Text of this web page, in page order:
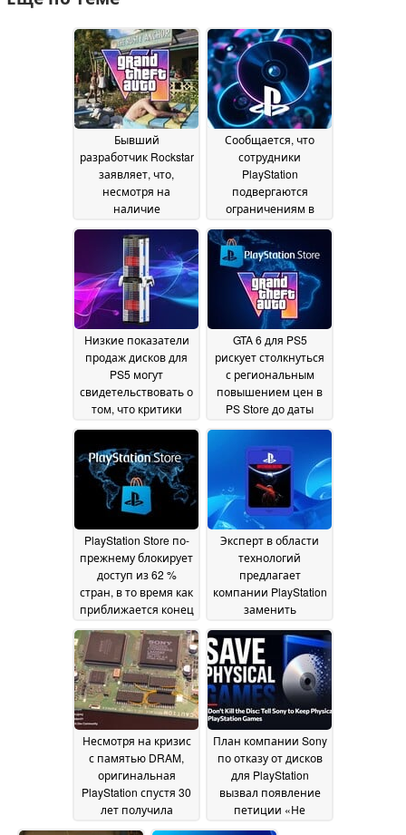
Бывший
разработчик Rockstar
заявляет, что,
несмотря на
наличие
выхода GTA 6 может
быть перенесена на
более чем 6 месяцев
06 August 2026
Сообщается, что
сотрудники
PlayStation
подвергаются
ограничениям в
социальных сетей
на фоне протестов
против физических
версий игр23 July 2026
Низкие показатели
продаж дисков для
PS5 могут
свидетельствовать о
том, что критики
физических
носителях21 July 2026
GTA 6 для PS5
рискует столкнуться
с региональным
повышением цен в
PS Store до даты
результате чего
физическая версия
станет дешевле19
July 2026
PlayStation Store по-
прежнему блокирует
доступ из 62 %
стран, в то время как
приближается конец
игр для PS5 15 July 2026
Эксперт в области
технологий
предлагает
компании PlayStation
заменить
для PS5 на
картриджи с
памятью 3D NAND14
July 2026
Несмотря на кризис
с памятью DRAM,
оригинальная
PlayStation спустя 30
лет получила
План компании Sony
по отказу от дисков
для PlayStation
вызвал появление
петиции «Не